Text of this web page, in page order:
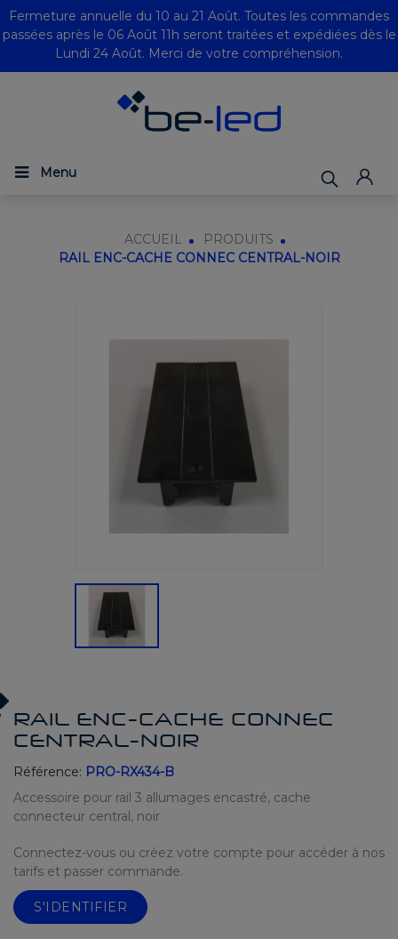
Fermeture annuelle du 10 au 21 Août. Toutes les commandes
passées après le 06 Août 11h seront traitées et expédiées dès le
Lundi 24 Août. Merci de votre compréhension.
Menu
ACCUEIL
PRODUITS
RAIL ENC-CACHE CONNEC CENTRAL-NOIR
RAIL ENC-CACHE CONNEC
CENTRAL-NOIR
Référence: PRO-RX434-B
Accessoire pour rail 3 allumages encastré, cache
connecteur central, noir
Connectez-vous ou créez votre compte pour accéder à nos
tarifs et passer commande.
S'IDENTIFIER